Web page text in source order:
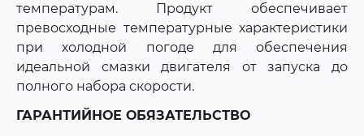
температурам. Продукт обеспечивает
превосходные температурные характеристики
при холодной погоде для обеспечения
идеальной смазки двигателя от запуска до
полного набора скорости.
ГАРАНТИЙНОЕ ОБЯЗАТЕЛЬСТВО